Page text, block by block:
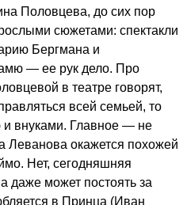
Половцева, до сих пор
сюжетами: спектакли
Бергмана и
— ее рук дело. Про
в театре говорят,
всей семьей, то
и внуками. Главное — не
Леванова окажется похожей
Нет, сегодняшняя
даже может постоять за
в Принца (Иван